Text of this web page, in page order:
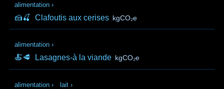
alimentation ›
🍰🍒 Clafoutis aux cerises kgCO₂e
alimentation ›
🍝🥩 Lasagnes-à la viande kgCO₂e
alimentation › lait ›